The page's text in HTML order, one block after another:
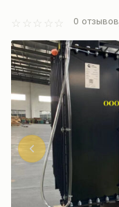
0 отзывов